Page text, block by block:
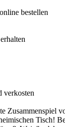
bestellen
verkosten
Zusammenspiel
Tisch!